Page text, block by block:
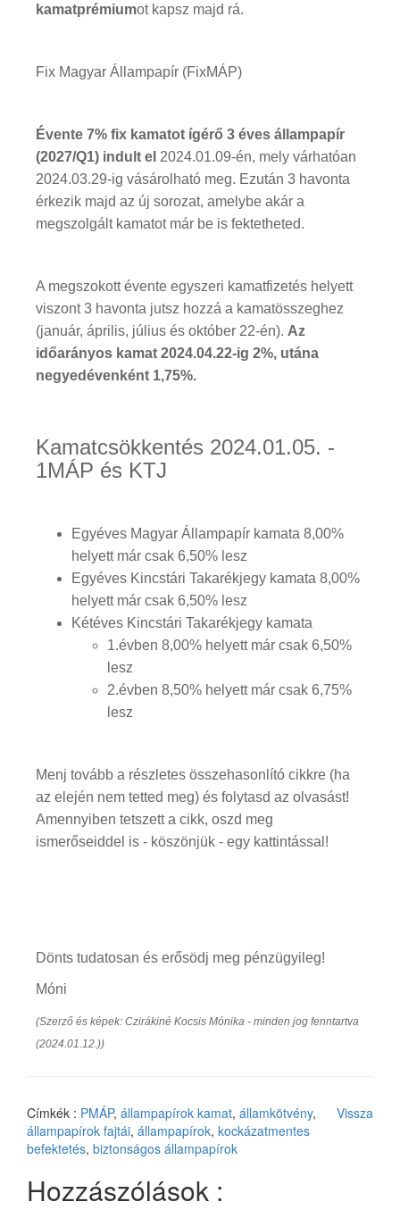
kamatprémiumot kapsz majd rá.
Fix Magyar Állampapír (FixMÁP)
Évente 7% fix kamatot ígérő 3 éves állampapír
(2027/Q1) indult el 2024.01.09-én, mely várhatóan
2024.03.29-ig vásárolható meg. Ezután 3 havonta
érkezik majd az új sorozat, amelybe akár a
megszolgált kamatot már be is fektetheted.
A megszokott évente egyszeri kamatfizetés helyett
viszont 3 havonta jutsz hozzá a kamatösszeghez
(január, április, július és október 22-én). Az
időarányos kamat 2024.04.22-ig 2%, utána
negyedévenként 1,75%.
Kamatcsökkentés 2024.01.05. -
1MÁP és KTJ
Egyéves Magyar Állampapír kamata 8,00%
helyett már csak 6,50% lesz
Egyéves Kincstári Takarékjegy kamata 8,00%
helyett már csak 6,50% lesz
Kétéves Kincstári Takarékjegy kamata
1.évben 8,00% helyett már csak 6,50%
lesz
2.évben 8,50% helyett már csak 6,75%
lesz
Menj tovább a részletes összehasonlító cikkre (ha
az elején nem tetted meg) és folytasd az olvasást!
Amennyiben tetszett a cikk, oszd meg
ismerőseiddel is - köszönjük - egy kattintással!
Dönts tudatosan és erősödj meg pénzügyileg!
Móni
(Szerző és képek: Czirákiné Kocsis Mónika - minden jog fenntartva
(2024.01.12.))
Vissza
Címkék : PMÁP, állampapírok kamat, államkötvény,
állampapírok fajtái, állampapírok, kockázatmentes
befektetés, biztonságos állampapírok
Hozzászólások :